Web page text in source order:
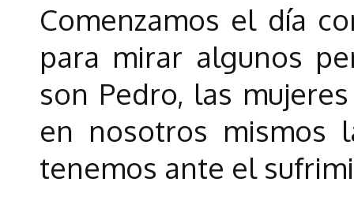
Comenzamos el día
para mirar algunos
son Pedro, las
en nosotros mismos
tenemos ante el